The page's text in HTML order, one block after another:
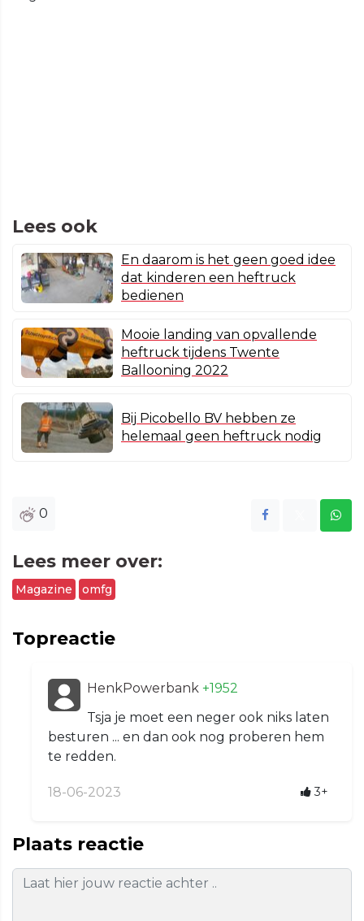
Lees ook
En daarom is het geen goed idee
dat kinderen een heftruck
bedienen
Mooie landing van opvallende
heftruck tijdens Twente
Ballooning 2022
Bij Picobello BV hebben ze
helemaal geen heftruck nodig
0
Lees meer over:
Magazine omfg
Topreactie
HenkPowerbank +1952
Tsja je moet een neger ook niks laten
besturen ... en dan ook nog proberen hem
te redden.
18-06-2023 3+
Plaats reactie